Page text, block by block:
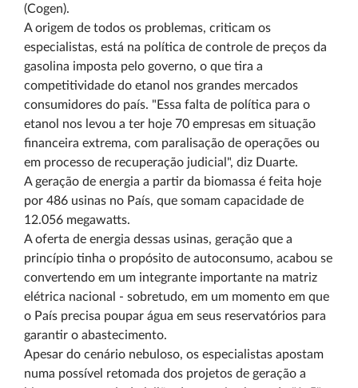
(Cogen).
A origem de todos os problemas, criticam os
especialistas, está na política de controle de preços da
gasolina imposta pelo governo, o que tira a
competitividade do etanol nos grandes mercados
consumidores do país. "Essa falta de política para o
etanol nos levou a ter hoje 70 empresas em situação
financeira extrema, com paralisação de operações ou
em processo de recuperação judicial", diz Duarte.
A geração de energia a partir da biomassa é feita hoje
por 486 usinas no País, que somam capacidade de
12.056 megawatts.
A oferta de energia dessas usinas, geração que a
princípio tinha o propósito de autoconsumo, acabou se
convertendo em um integrante importante na matriz
elétrica nacional - sobretudo, em um momento em que
o País precisa poupar água em seus reservatórios para
garantir o abastecimento.
Apesar do cenário nebuloso, os especialistas apostam
numa possível retomada dos projetos de geração a